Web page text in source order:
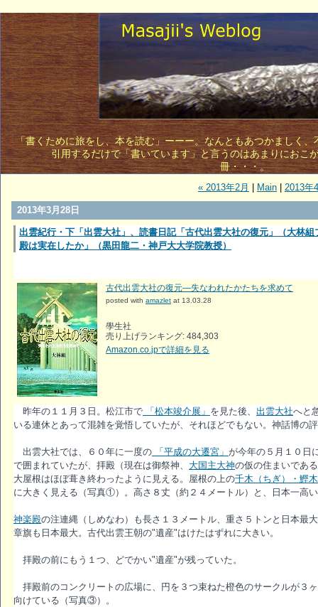
「書くために旅をし、本を読む」ーーー。なんともあつかましく
引用するだけで「書いています」と言うのはあまりにおこ
冊・・・。
« 2013年2月 Main 2013年
2013年3月28日
出雲紀行・下「出雲大社」、読書日記「古代出雲大社の復元」（大林
殿は実在したか」（黒田龍二・神戸大大学院教授）
古代出雲大社の復元―失なわれたかたちを求めて
posted with amazlet at 13.03.28
學生社
売り上げランキング: 484,303
Amazon.co.jpで詳細を見る
昨年の１１月３日。松江市で 「松本竣介展」 を見た後、 出雲大社へと
いる連休とあって混雑を覚悟していたが、それほどでもない。神話博の
出雲大社では、６０年に一度の 「平成の大遷宮」 が今年の５月１０日
で囲まれていたが、拝殿（現在は御祭神、 大国主大神の仮の住まいであ
大屋根はほぼ葺き終わったように見える。屋根の上の千木（ちぎ）・鰹
に大きく見える（写真①）。高さ８丈（約２４メートル）と、日本一高
神楽殿の注連縄（しめなわ）も長さ１３メートル、重さ５トンと日本最
章旗も日本最大。古代出雲王朝の"遺産"はけたはずれに大きい。
拝殿の前にもう１つ、どでかい"遺産"が残っていた。
拝殿前のコンクリートの広場に、円を３つ束ねた橙色のサークルが３
向けている（写真③）。